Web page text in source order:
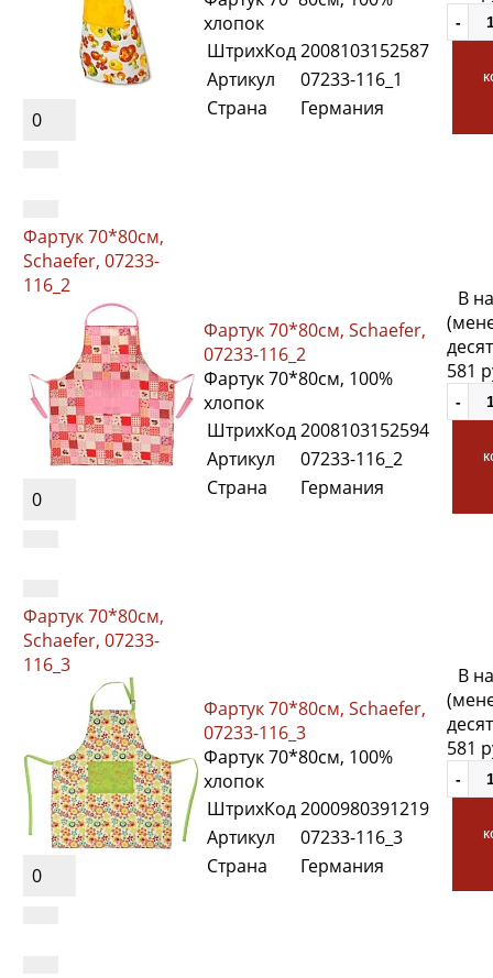
0
хлопок
ШтрихКод2008103152587
Артикул
07233-116_1
Страна
Германия
Фартук 70*80см,
Schaefer, 07233-
116_2
0
Фартук 70*80см, Schaefer,
07233-116_2
Фартук 70*80см, 100%
хлопок
ШтрихКод2008103152594
Артикул
07233-116_2
Страна
Германия
В
581
Фартук 70*80см,
Schaefer, 07233-
116_3
0
Фартук 70*80см, Schaefer,
07233-116_3
Фартук 70*80см, 100%
хлопок
ШтрихКод2000980391219
Артикул
07233-116_3
Страна
Германия
В
581